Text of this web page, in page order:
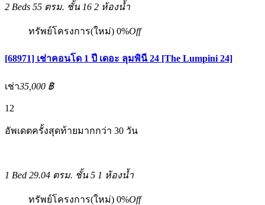
2 Beds 55 ตรม. ชั้น 16 2 ห้องน้ำ
ทรัพย์โครงการ(ใหม่) 0%Off
[68971] เช่าคอนโด 1 ปี เดอะ ลุมพินี 24 [The Lumpini 24]
เช่า35,000 ฿
12
อัพเดตครั้งสุดท้ายมากกว่า 30 วัน
1 Bed 29.04 ตรม. ชั้น 5 1 ห้องน้ำ
ทรัพย์โครงการ(ใหม่) 0%Off